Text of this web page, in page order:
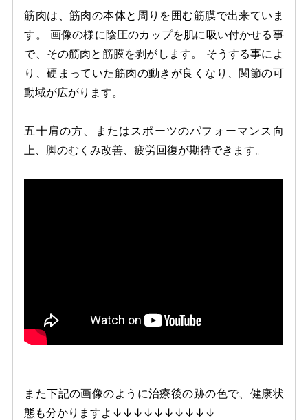
筋肉は、筋肉の本体と周りを囲む筋膜で出来ていま
す。 画像の様に陰圧のカップを肌に吸い付かせる事
で、その筋肉と筋膜を剥がします。 そうする事によ
り、硬まっていた筋肉の動きが良くなり、関節の可
動域が広がります。
五十肩の方、またはスポーツのパフォーマンス向
上、脚のむくみ改善、疲労回復が期待できます。
また下記の画像のように治療後の跡の色で、健康状
態も分かりますよ↓↓↓↓↓↓↓↓↓↓